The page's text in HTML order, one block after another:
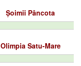
Șoimii Pâncota
Olimpia Satu-Mare